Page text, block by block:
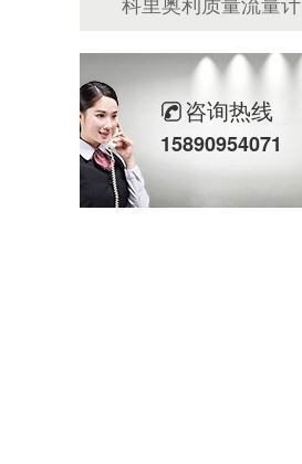
咨询热线
15890954071